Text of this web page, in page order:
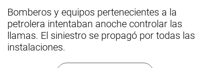
Bomberos y equipos pertenecientes a la
petrolera intentaban anoche controlar las
llamas. El siniestro se propagó por todas las
instalaciones.